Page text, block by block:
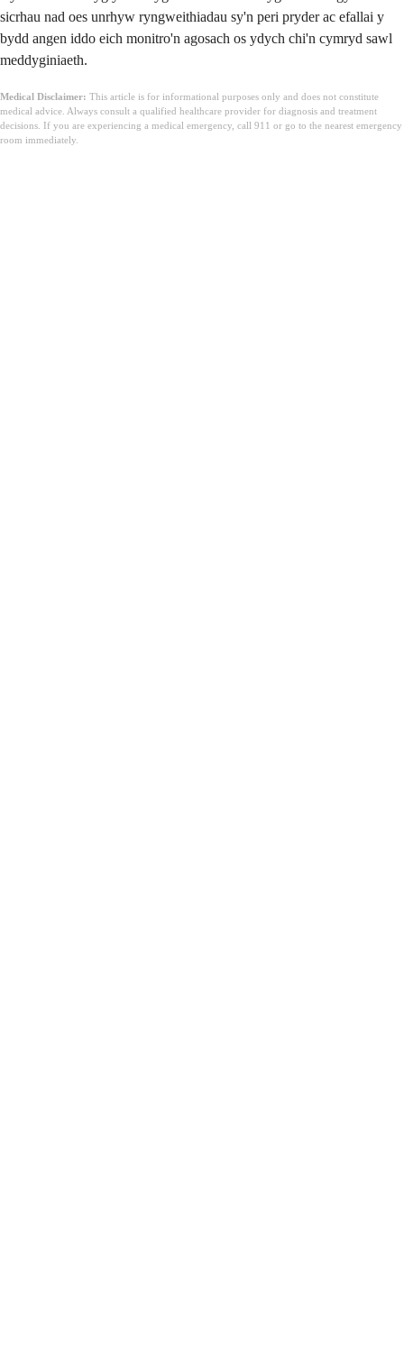
sicrhau nad oes unrhyw ryngweithiadau sy'n peri pryder ac efallai y
bydd angen iddo eich monitro'n agosach os ydych chi'n cymryd sawl
meddyginiaeth.
Medical Disclaimer: This article is for informational purposes only and does not constitute
medical advice. Always consult a qualified healthcare provider for diagnosis and treatment
decisions. If you are experiencing a medical emergency, call 911 or go to the nearest emergency
room immediately.